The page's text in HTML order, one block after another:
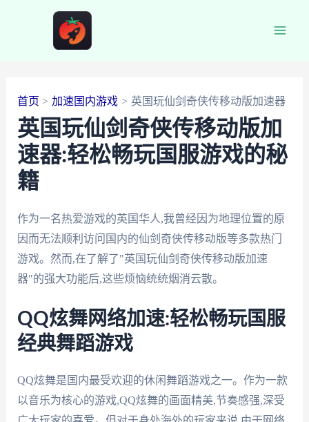
首页 加速国内游戏 英国玩仙剑奇侠传移动版加速器
英国玩仙剑奇侠传移动版加
速器:轻松畅玩国服游戏的秘
籍
作为一名热爱游戏的英国华人,我曾经因为地理位置的原
因而无法顺利访问国内的仙剑奇侠传移动版等多款热门
游戏。然而,在了解了"英国玩仙剑奇侠传移动版加速
器"的强大功能后,这些烦恼统统烟消云散。
QQ炫舞网络加速:轻松畅玩国服
经典舞蹈游戏
QQ炫舞是国内最受欢迎的休闲舞蹈游戏之一。作为一款
以音乐为核心的游戏,QQ炫舞的画面精美,节奏感强,深受